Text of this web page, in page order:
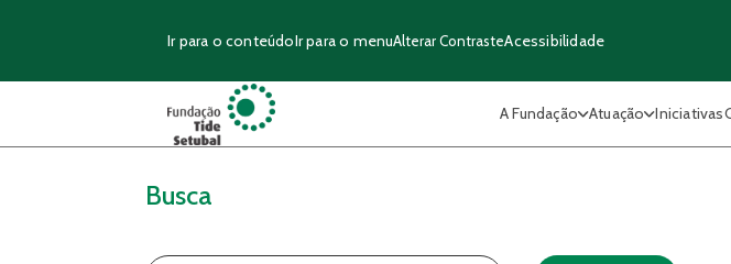
Ir para o conteúdoIr para o menuAlterar ContrasteAcessibilidade
A Fundação Atuação Iniciativas
Busca